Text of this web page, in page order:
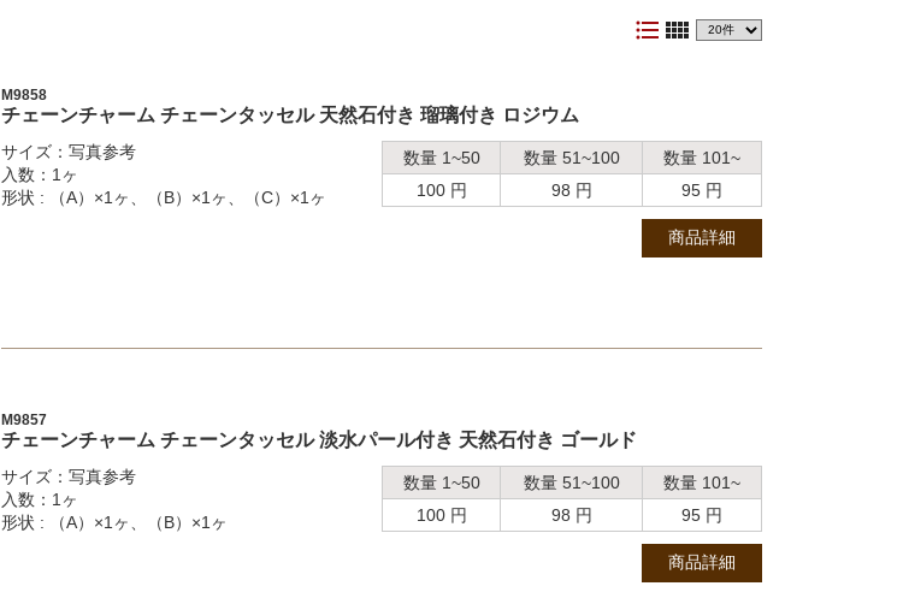
format_list_bulleted view_comfy
M9858
チェーンチャーム チェーンタッセル 天然石付き 瑠璃付き ロジウム
サイズ：写真参考
入数：1ヶ
形状 : （A）×1ヶ、（B）×1ヶ、（C）×1ヶ
数量 1~50 数量 51~100
数量 101~
100 円
98 円 95 円
商品詳細
M9857
チェーンチャーム チェーンタッセル 淡水パール付き 天然石付き ゴールド
サイズ：写真参考
入数：1ヶ
形状 : （A）×1ヶ、（B）×1ヶ
数量 1~50 数量 51~100
数量 101~
100 円
98 円 95 円
商品詳細